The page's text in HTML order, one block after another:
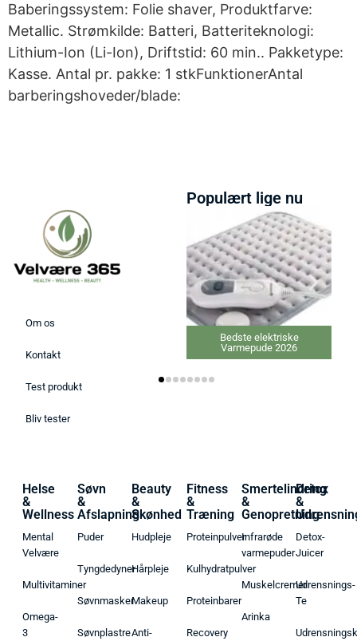
Baberingssystem: Folie shaver, Produktfarve:
Metallic. Strømkilde: Batteri, Batteriteknologi:
Lithium-Ion (Li-Ion), Driftstid: 60 min.. Pakketype:
Kasse. Antal pr. pakke: 1 stkFunktionerAntal
barberingshoveder/blade:
Om os
Kontakt
Test produkt
Bliv tester
Populært lige nu
Bedste elektriske
Varmepude 2026
Helse
&
Wellness
Mental
Velvære
Multivitaminer
Omega-
3
Søvn
&
Afslapning
Puder
Tyngdedyner
Søvnmasker
Søvnplastre
Beauty
&
Skønhed
Hudpleje
Hårpleje
Makeup
Anti-
Fitness
&
Træning
Proteinpulver
Kulhydratpulver
Proteinbarer
Recovery
Smertelindring
&
Genopretning
Infrarøde
varmepuder
Muskelcremer
Arinka
Detox
&
Detox-
Juicer
Udrensnings-
Te